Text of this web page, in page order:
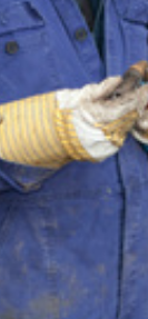
auf